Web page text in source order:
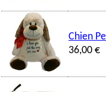
Chien
36,00 €